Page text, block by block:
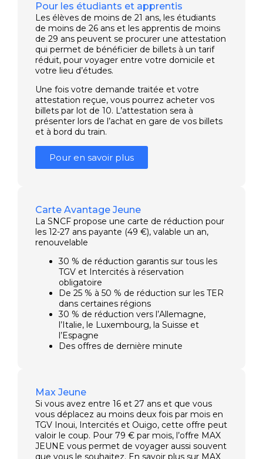
Pour les étudiants et apprentis
Les élèves de moins de 21 ans, les étudiants
de moins de 26 ans et les apprentis de moins
de 29 ans peuvent se procurer une attestation
qui permet de bénéficier de billets à un tarif
réduit, pour voyager entre votre domicile et
votre lieu d’études.
Une fois votre demande traitée et votre
attestation reçue, vous pourrez acheter vos
billets par lot de 10. L’attestation sera à
présenter lors de l’achat en gare de vos billets
et à bord du train.
Pour en savoir plus
Carte Avantage Jeune
La SNCF propose une carte de réduction pour
les 12-27 ans payante (49 €), valable un an,
renouvelable
30 % de réduction garantis sur tous les
TGV et Intercités à réservation
obligatoire
De 25 % à 50 % de réduction sur les TER
dans certaines régions
30 % de réduction vers l’Allemagne,
l’Italie, le Luxembourg, la Suisse et
l’Espagne
Des offres de dernière minute
Max Jeune
Si vous avez entre 16 et 27 ans et que vous
vous déplacez au moins deux fois par mois en
TGV Inoui, Intercités et Ouigo, cette offre peut
valoir le coup. Pour 79 € par mois, l’offre MAX
JEUNE vous permet de voyager aussi souvent
que vous le souhaitez. En savoir plus sur MAX